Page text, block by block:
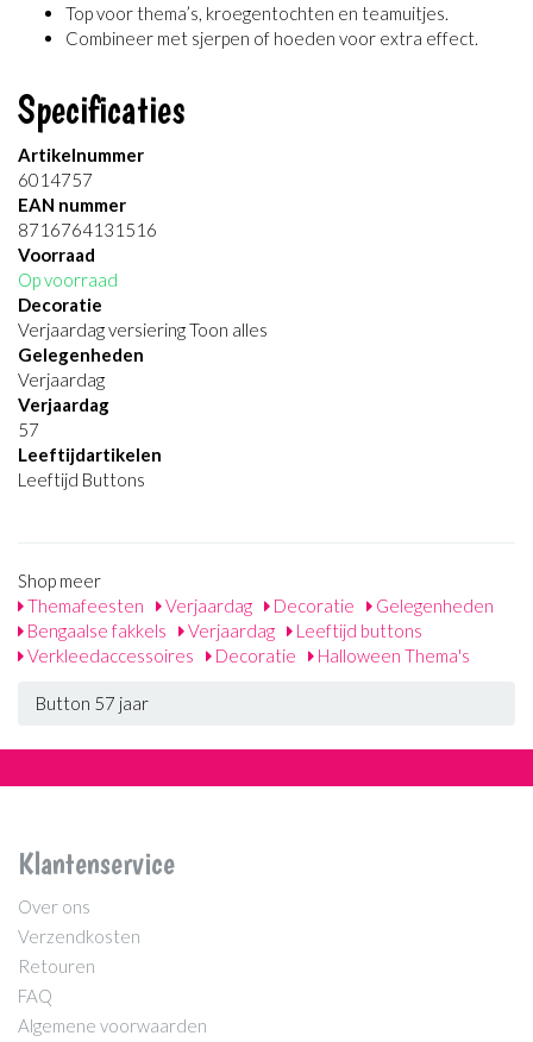
Top voor thema’s, kroegentochten en teamuitjes.
Combineer met sjerpen of hoeden voor extra effect.
Specificaties
Artikelnummer
6014757
EAN nummer
8716764131516
Voorraad
Op voorraad
Decoratie
Verjaardag versiering Toon alles
Gelegenheden
Verjaardag
Verjaardag
57
Leeftijdartikelen
Leeftijd Buttons
Shop meer
Themafeesten
Verjaardag Decoratie
Gelegenheden
Bengaalse fakkels
Verjaardag
Leeftijd buttons
Verkleedaccessoires
Decoratie Halloween Thema's
Button 57 jaar
Klantenservice
Over ons
Verzendkosten
Retouren
FAQ
Algemene voorwaarden